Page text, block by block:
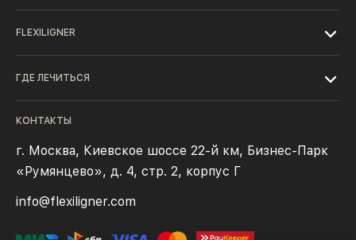
FLEXILIGNER
ГДЕ ЛЕЧИТЬСЯ
КОНТАКТЫ
г. Москва, Киевское шоссе 22-й км, Бизнес-Парк
«Румянцево», д. 4, стр. 2, корпус Г
info@flexiligner.com